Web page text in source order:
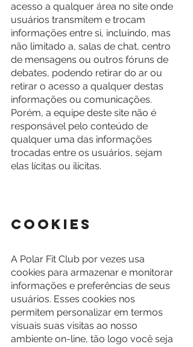
acesso a qualquer área no site onde
usuários transmitem e trocam
informações entre si, incluindo, mas
não limitado a, salas de chat, centro
de mensagens ou outros fóruns de
debates, podendo retirar do ar ou
retirar o acesso a qualquer destas
informações ou comunicações.
Porém, a equipe deste site não é
responsável pelo conteúdo de
qualquer uma das informações
trocadas entre os usuários, sejam
elas lícitas ou ilícitas.
Cookies
A Polar Fit Club por vezes usa
cookies para armazenar e monitorar
informações e preferências de seus
usuários. Esses cookies nos
permitem personalizar em termos
visuais suas visitas ao nosso
ambiente on-line, tão logo você seja